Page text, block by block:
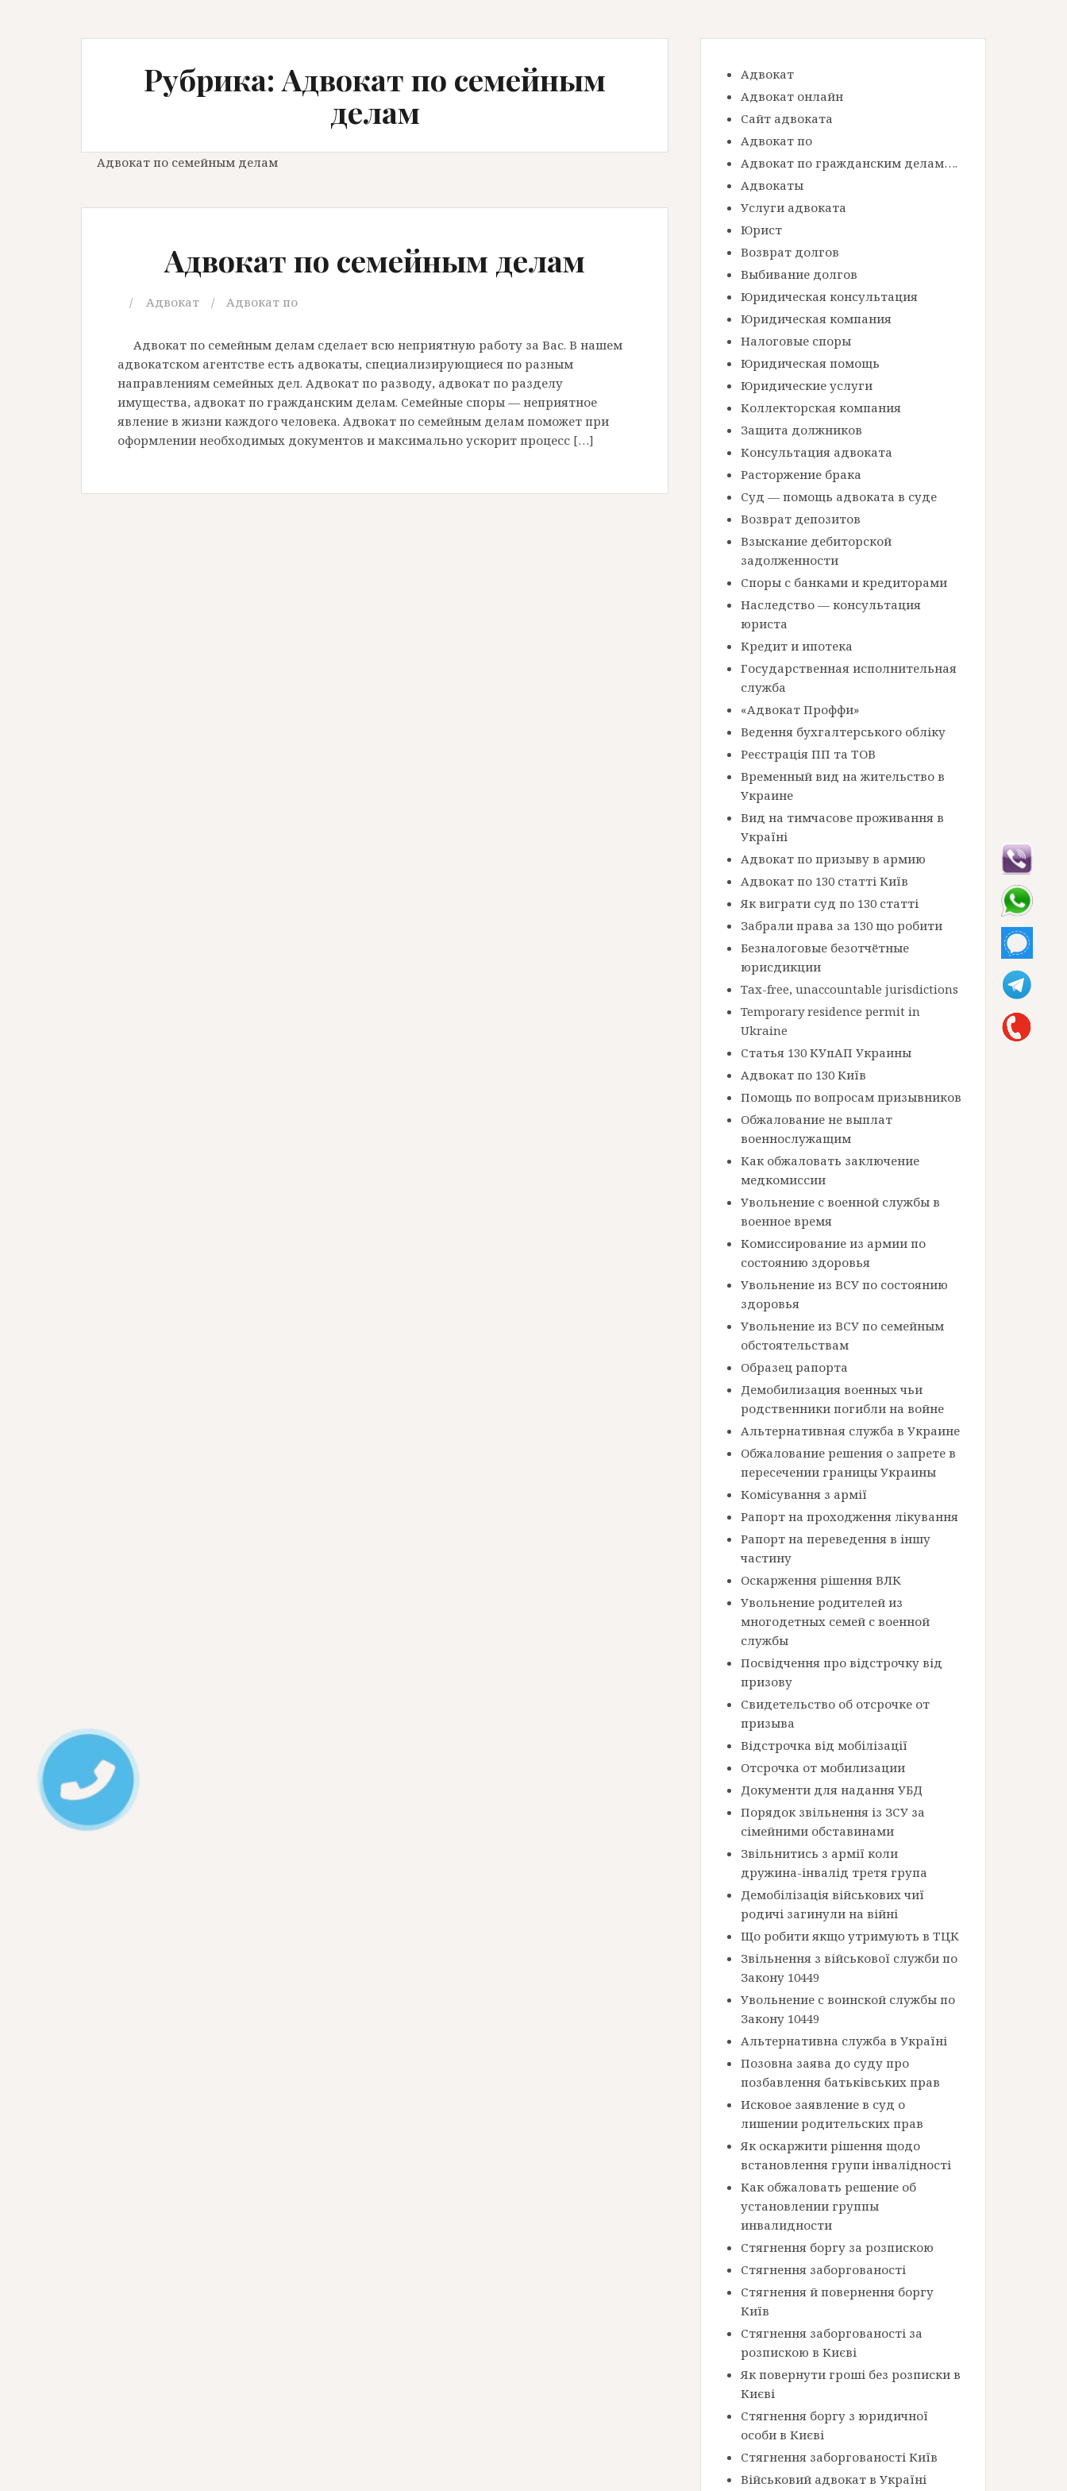
Рубрика: Адвокат по семейным
делам
Адвокат по семейным делам
Адвокат по семейным делам
Адвокат Адвокат по
Адвокат по семейным делам сделает всю неприятную работу за Вас. В нашем
адвокатском агентстве есть адвокаты, специализирующиеся по разным
направлениям семейных дел. Адвокат по разводу, адвокат по разделу
имущества, адвокат по гражданским делам. Семейные споры — неприятное
явление в жизни каждого человека. Адвокат по семейным делам поможет при
оформлении необходимых документов и максимально ускорит процесс […]
Адвокат
Адвокат онлайн
Сайт адвоката
Адвокат по
Адвокат по гражданским делам….
Адвокаты
Услуги адвоката
Юрист
Возврат долгов
Выбивание долгов
Юридическая консультация
Юридическая компания
Налоговые споры
Юридическая помощь
Юридические услуги
Коллекторская компания
Защита должников
Консультация адвоката
Расторжение брака
Суд — помощь адвоката в суде
Возврат депозитов
Взыскание дебиторской
задолженности
Споры с банками и кредиторами
Наследство — консультация
юриста
Кредит и ипотека
Государственная исполнительная
служба
«Адвокат Проффи»
Ведення бухгалтерського обліку
Реєстрація ПП та ТОВ
Временный вид на жительство в
Украине
Вид на тимчасове проживання в
Україні
Адвокат по призыву в армию
Адвокат по 130 статті Київ
Як виграти суд по 130 статті
Забрали права за 130 що робити
Безналоговые безотчётные
юрисдикции
Tax-free, unaccountable jurisdictions
Temporary residence permit in
Ukraine
Статья 130 КУпАП Украины
Адвокат по 130 Київ
Помощь по вопросам призывников
Обжалование не выплат
военнослужащим
Как обжаловать заключение
медкомиссии
Увольнение с военной службы в
военное время
Комиссирование из армии по
состоянию здоровья
Увольнение из ВСУ по состоянию
здоровья
Увольнение из ВСУ по семейным
обстоятельствам
Образец рапорта
Демобилизация военных чьи
родственники погибли на войне
Альтернативная служба в Украине
Обжалование решения о запрете в
пересечении границы Украины
Комісування з армії
Рапорт на проходження лікування
Рапорт на переведення в іншу
частину
Оскарження рішення ВЛК
Увольнение родителей из
многодетных семей с военной
службы
Посвідчення про відстрочку від
призову
Свидетельство об отсрочке от
призыва
Відстрочка від мобілізації
Отсрочка от мобилизации
Документи для надання УБД
Порядок звільнення із ЗСУ за
сімейними обставинами
Звільнитись з армії коли
дружина-інвалід третя група
Демобілізація військових чиї
родичі загинули на війні
Що робити якщо утримують в ТЦК
Звільнення з військової служби по
Закону 10449
Увольнение с воинской службы по
Закону 10449
Альтернативна служба в Україні
Позовна заява до суду про
позбавлення батьківських прав
Исковое заявление в суд о
лишении родительских прав
Як оскаржити рішення щодо
встановлення групи інвалідності
Как обжаловать решение об
установлении группы
инвалидности
Стягнення боргу за розпискою
Стягнення заборгованості
Стягнення й повернення боргу
Київ
Стягнення заборгованості за
розпискою в Києві
Як повернути гроші без розписки в
Києві
Стягнення боргу з юридичної
особи в Києві
Стягнення заборгованості Київ
Військовий адвокат в Україні